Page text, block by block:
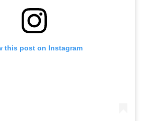
this post on Instagram